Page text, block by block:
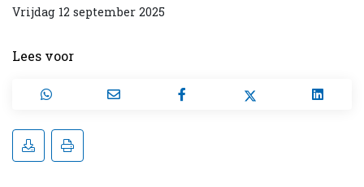
Vrijdag 12 september 2025
Lees voor